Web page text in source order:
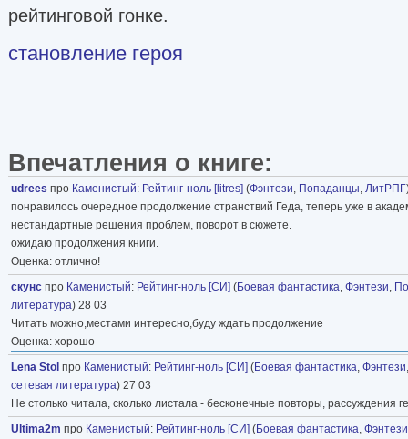
рейтинговой гонке.
становление героя
Впечатления о книге:
udrees про Каменистый: Рейтинг-ноль [litres] (Фэнтези, Попаданцы, ЛитРПГ
понравилось очередное продолжение странствий Геда, теперь уже в
нестандартные решения проблем, поворот в сюжете.
ожидаю продолжения книги.
Оценка: отлично!
скунс про Каменистый: Рейтинг-ноль [СИ] (Боевая фантастика, Фэнтези,
литература) 28 03
Читать можно,местами интересно,буду ждать продолжение
Оценка: хорошо
Lena Stol про Каменистый: Рейтинг-ноль [СИ] (Боевая фантастика, Фэнтези
сетевая литература) 27 03
Не столько читала, сколько листала - бесконечные повторы, рассуждения
Ultima2m про Каменистый: Рейтинг-ноль [СИ] (Боевая фантастика, Фэнтези